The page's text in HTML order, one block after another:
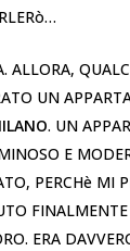
ALLORA,
UN
. UN
E
PERCHè MI
ERA